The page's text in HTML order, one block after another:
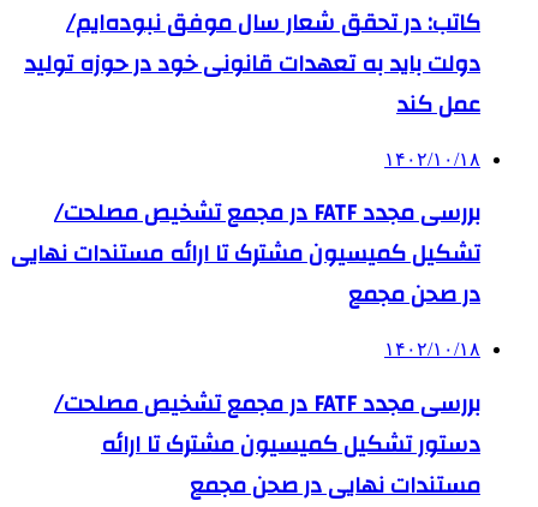
کاتب: در تحقق شعار سال موفق نبوده‌ایم/
دولت باید به تعهدات قانونی خود در حوزه تولید
عمل کند
۱۴۰۲/۱۰/۱۸
بررسی مجدد FATF در مجمع تشخیص مصلحت/
تشکیل کمیسیون مشترک تا ارائه مستندات نهایی
در صحن مجمع
۱۴۰۲/۱۰/۱۸
بررسی مجدد FATF در مجمع تشخیص مصلحت/
دستور تشکیل کمیسیون مشترک تا ارائه
مستندات نهایی در صحن مجمع